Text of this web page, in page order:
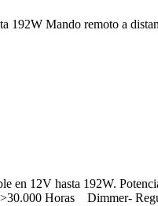
Mando remoto a
en 12V hasta 192W.
Horas
Dimmer-